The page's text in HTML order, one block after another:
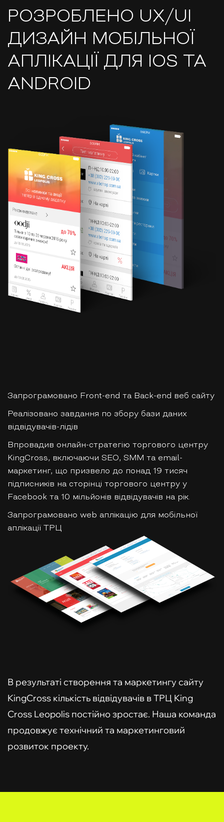
РОЗРОБЛЕНО UX/UI
ДИЗАЙН МОБІЛЬНОЇ
АПЛІКАЦІЇ ДЛЯ IOS ТА
ANDROID
Запрограмовано Front-end та Back-end веб сайту
Реалізовано завдання по збору бази даних
відвідувачів-лідів
Впровадив онлайн-стратегію торгового центру
KingCross, включаючи SEO, SMM та email-
маркетинг, що призвело до понад 19 тисяч
підписників на сторінці торгового центру у
Facebook та 10 мільйонів відвідувачів на рік.
Запрограмовано web аплікацію для мобільної
аплікації ТРЦ
В результаті створення та маркетингу сайту
KingCross кількість відвідувачів в ТРЦ King
Cross Leopolis постійно зростає. Наша команда
продовжує технічний та маркетинговий
розвиток проекту.